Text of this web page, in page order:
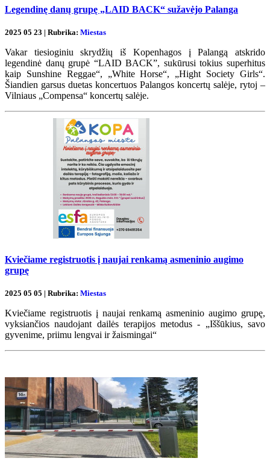
Legendinę danų grupę „LAID BACK“ sužavėjo Palanga
2025 05 23 | Rubrika: Miestas
Vakar tiesioginiu skrydžių iš Kopenhagos į Palangą atskrido
legendinė danų grupė “LAID BACK”, sukūrusi tokius superhitus
kaip Sunshine Reggae“, „White Horse“, „Hight Society Girls“.
Šiandien garsus duetas koncertuos Palangos koncertų salėje, rytoj –
Vilniaus „Compensa“ koncertų salėje.
Kviečiame registruotis į naujai renkamą asmeninio augimo
grupę
2025 05 05 | Rubrika: Miestas
Kviečiame registruotis į naujai renkamą asmeninio augimo grupę,
vyksiančios naudojant dailės terapijos metodus - „Iššūkius, savo
gyvenime, priimu lengvai ir žaismingai“